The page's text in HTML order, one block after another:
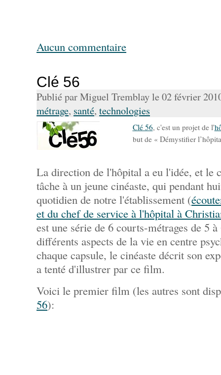
Aucun commentaire
Clé 56
Publié par Miguel Tremblay le 02 février
métrage, santé, technologies
Clé 56, c'est un projet de l'
but de « Démystifier
La direction de l'hôpital a eu l'idée, et le
tâche à un jeune cinéaste, qui pendant
quotidien de notre l'établissement (
et du chef de service à l'hôpital à
est une série de 6 courts-métrages de 5
différents aspects de la vie en centre
chaque capsule, le cinéaste décrit son
a tenté d'illustrer par ce film.
Voici le premier film (les autres sont
56):